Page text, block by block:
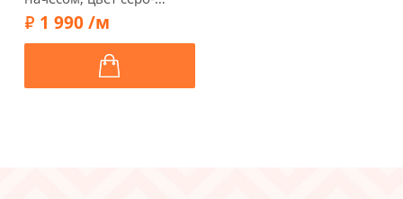
бежевый, 1122410-2
1 990 /м